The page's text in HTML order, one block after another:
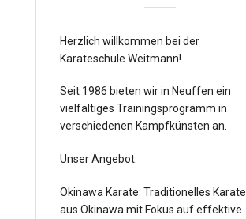
Herzlich willkommen bei der
Karateschule Weitmann!
Seit 1986 bieten wir in Neuffen ein
vielfältiges Trainingsprogramm in
verschiedenen Kampfkünsten an.
Unser Angebot:
Okinawa Karate: Traditionelles Karate
aus Okinawa mit Fokus auf effektive